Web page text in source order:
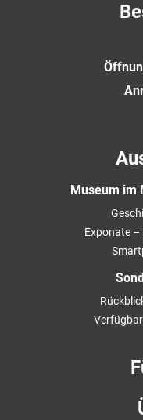
Museum im
Exponate –